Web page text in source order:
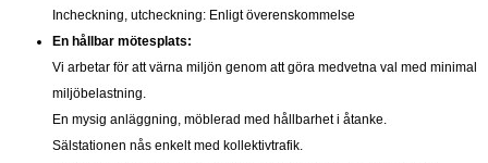
Incheckning, utcheckning: Enligt överenskommelse
En hållbar mötesplats:
Vi arbetar för att värna miljön genom att göra medvetna val med minimal
miljöbelastning.
En mysig anläggning, möblerad med hållbarhet i åtanke.
Sälstationen nås enkelt med kollektivtrafik.